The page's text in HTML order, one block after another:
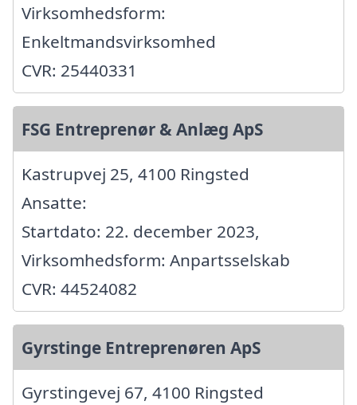
Virksomhedsform:
Enkeltmandsvirksomhed
CVR: 25440331
FSG Entreprenør & Anlæg ApS
Kastrupvej 25, 4100 Ringsted
Ansatte:
Startdato: 22. december 2023,
Virksomhedsform: Anpartsselskab
CVR: 44524082
Gyrstinge Entreprenøren ApS
Gyrstingevej 67, 4100 Ringsted